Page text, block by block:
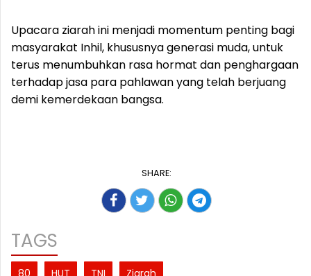
Upacara ziarah ini menjadi momentum penting bagi
masyarakat Inhil, khususnya generasi muda, untuk
terus menumbuhkan rasa hormat dan penghargaan
terhadap jasa para pahlawan yang telah berjuang
demi kemerdekaan bangsa.
SHARE:
TAGS
80 HUT TNI Ziarah